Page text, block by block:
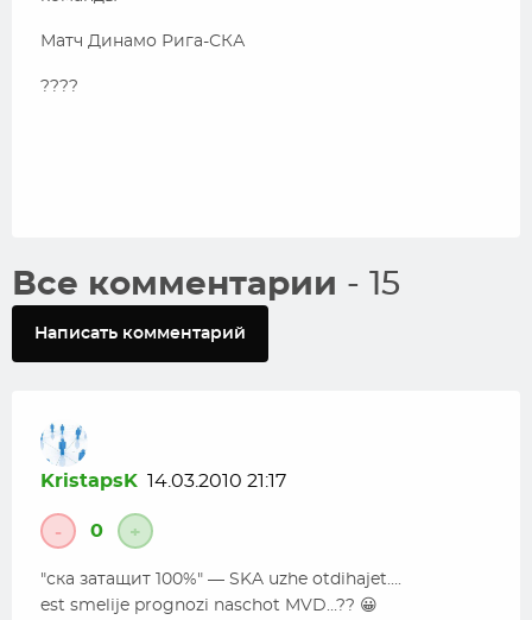
Матч Динамо Рига-СКА
????
Все комментарии - 15
Написать комментарий
KristapsK 14.03.2010 21:17
- 0 +
"ска затащит 100%" — SKA uzhe otdihajet….
est smelije prognozi naschot MVD…?? 😀